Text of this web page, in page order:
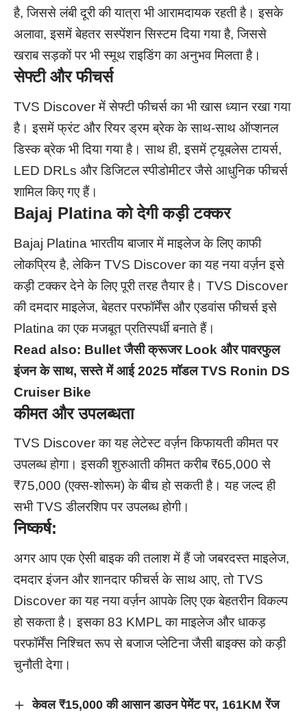
है, जिससे लंबी दूरी की यात्रा भी आरामदायक रहती है। इसके
अलावा, इसमें बेहतर सस्पेंशन सिस्टम दिया गया है, जिससे
खराब सड़कों पर भी स्मूथ राइडिंग का अनुभव मिलता है।
सेफ्टी और फीचर्स
TVS Discover में सेफ्टी फीचर्स का भी खास ध्यान रखा गया
है। इसमें फ्रंट और रियर ड्रम ब्रेक के साथ-साथ ऑप्शनल
डिस्क ब्रेक भी दिया गया है। साथ ही, इसमें ट्यूबलेस टायर्स,
LED DRLs और डिजिटल स्पीडोमीटर जैसे आधुनिक फीचर्स
शामिल किए गए हैं।
Bajaj Platina को देगी कड़ी टक्कर
Bajaj Platina भारतीय बाजार में माइलेज के लिए काफी
लोकप्रिय है, लेकिन TVS Discover का यह नया वर्ज़न इसे
कड़ी टक्कर देने के लिए पूरी तरह तैयार है। TVS Discover
की दमदार माइलेज, बेहतर परफॉर्मेंस और एडवांस फीचर्स इसे
Platina का एक मजबूत प्रतिस्पर्धी बनाते हैं।
Read also: Bullet जैसी क्रूजर Look और पावरफुल
इंजन के साथ, सस्ते में आई 2025 मॉडल TVS Ronin DS
Cruiser Bike
कीमत और उपलब्धता
TVS Discover का यह लेटेस्ट वर्ज़न किफायती कीमत पर
उपलब्ध होगा। इसकी शुरुआती कीमत करीब ₹65,000 से
₹75,000 (एक्स-शोरूम) के बीच हो सकती है। यह जल्द ही
सभी TVS डीलरशिप पर उपलब्ध होगी।
निष्कर्ष:
अगर आप एक ऐसी बाइक की तलाश में हैं जो जबरदस्त माइलेज,
दमदार इंजन और शानदार फीचर्स के साथ आए, तो TVS
Discover का यह नया वर्ज़न आपके लिए एक बेहतरीन विकल्प
हो सकता है। इसका 83 KMPL का माइलेज और धाकड़
परफॉर्मेंस निश्चित रूप से बजाज प्लेटिना जैसी बाइक्स को कड़ी
चुनौती देगा।
केवल ₹15,000 की आसान डाउन पेमेंट पर, 161KM रेंज